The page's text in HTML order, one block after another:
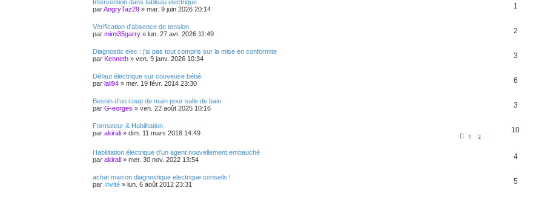
Intervention dans tableau électrique
parAngryTaz29 » mar. 9 juin 2026 20:14 1
Vérification d'absence de tension
par mimi35garry » lun. 27 avr. 2026 11:49 2
Diagnostic elec : j'ai pas tout compris sur la mise en conformite
par Kenneth » ven. 9 janv. 2026 10:34 3
Défaut électrique sur couveuse bébé
par lali94 » mer. 19 févr. 2014 23:30 6
Besoin d’un coup de main pour salle de bain
par G-eorges » ven. 22 août 2025 10:16 3
Formateur & Habilitation
par akirali » dim. 11 mars 2018 14:49 1 2
10
Habilitation électrique d'un agent nouvellement embauché
par akirali » mer. 30 nov. 2022 13:54 4
achat maison diagnostique electrique conseils !
par Invité » lun. 6 août 2012 23:31 5